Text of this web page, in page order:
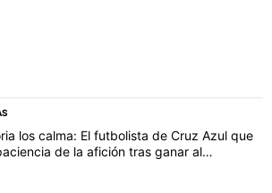
artículos con más comentarios en los
con el título "Ni la victoria los calma: El
los calma: El futbolista de Cruz Azul que
de la afición tras ganar al